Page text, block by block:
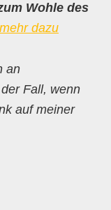
Wohle des
mehr dazu
an
Fall, wenn
auf meiner